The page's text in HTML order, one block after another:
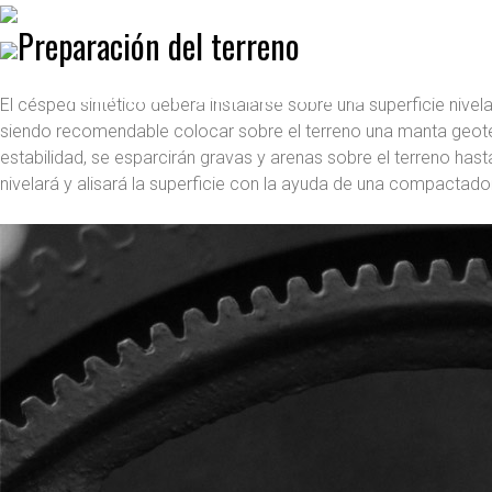
Preparación del terreno
El césped sintético deberá instalarse sobre una superficie
siendo recomendable colocar sobre el terreno una manta
estabilidad, se esparcirán gravas y arenas sobre el terreno
nivelará y alisará la superficie con la ayuda de una